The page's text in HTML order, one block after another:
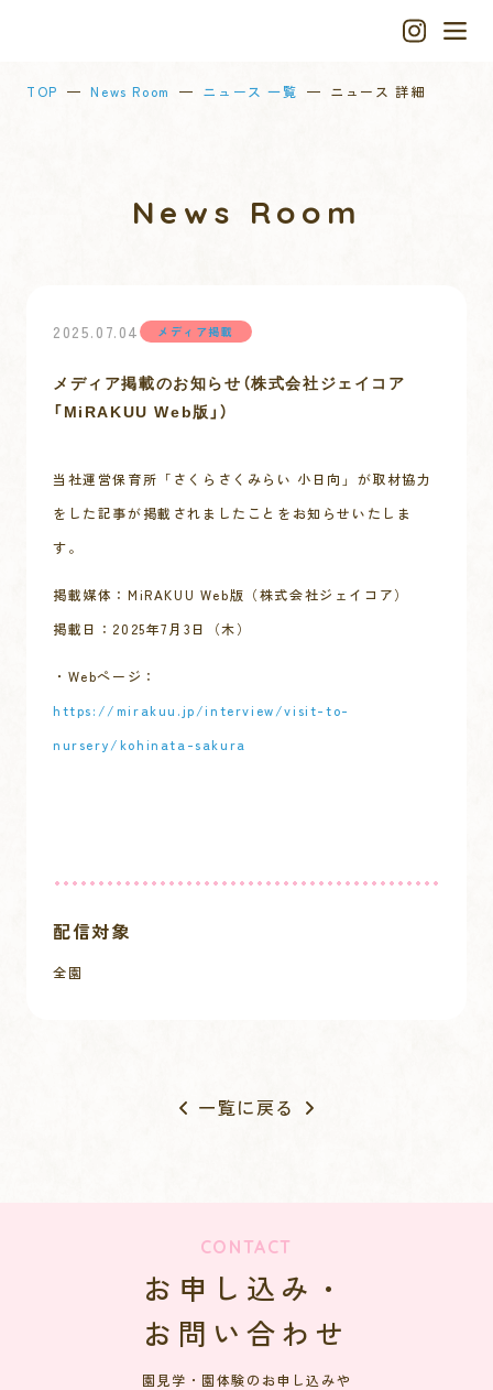
TOP News Room ニュース 一覧 ニュース 詳細
News Room
2025.07.04 メディア掲載
メディア掲載のお知らせ（株式会社ジェイコア
「MiRAKUU Web版」）
当社運営保育所「さくらさくみらい 小日向」が取材協力
をした記事が掲載されましたことをお知らせいたしま
す。
掲載媒体：MiRAKUU Web版（株式会社ジェイコア）
掲載日：2025年7月3日（木）
・Webページ：
https://mirakuu.jp/interview/visit-to-
nursery/kohinata-sakura
配信対象
全園
一覧に戻る
CONTACT
お申し込み・
お問い合わせ
園見学・園体験のお申し込みや